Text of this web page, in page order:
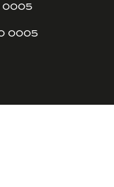
0005
0005